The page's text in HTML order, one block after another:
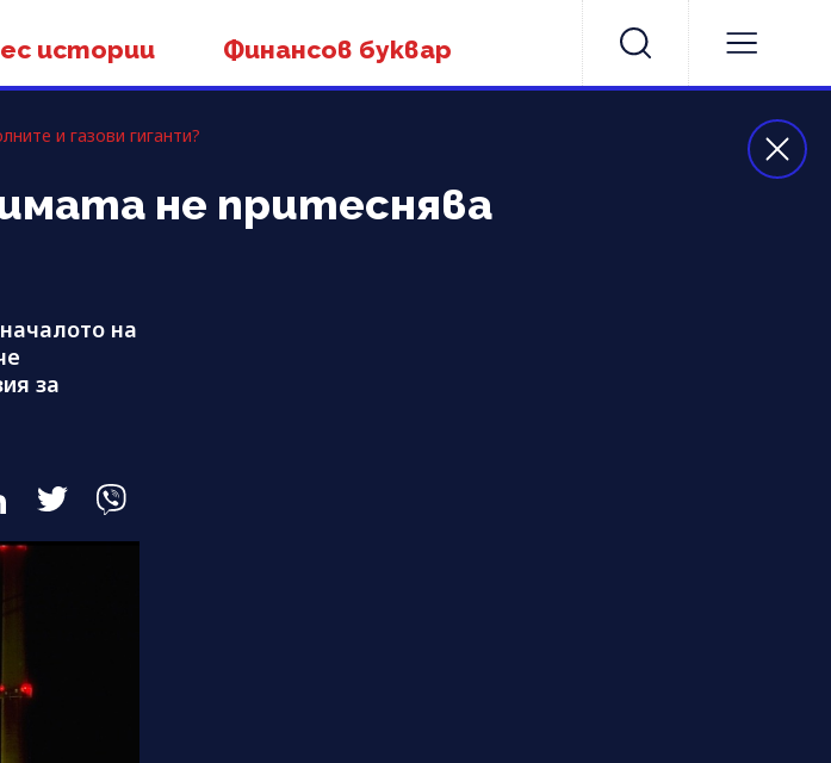
истории Финансов буквар
и газови гиганти?
не притеснява
на
за